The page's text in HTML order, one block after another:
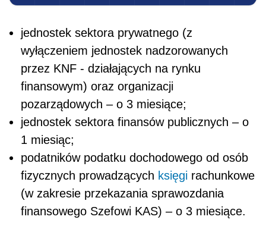
jednostek sektora prywatnego (z
wyłączeniem jednostek nadzorowanych
przez KNF - działających na rynku
finansowym) oraz organizacji
pozarządowych – o 3 miesiące;
jednostek sektora finansów publicznych – o
1 miesiąc;
podatników podatku dochodowego od osób
fizycznych prowadzących księgi rachunkowe
(w zakresie przekazania sprawozdania
finansowego Szefowi KAS) – o 3 miesiące.